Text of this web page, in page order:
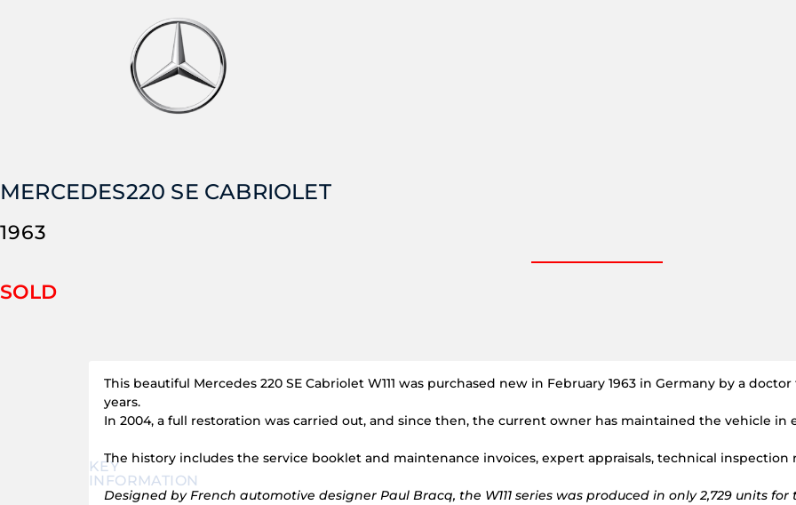
MERCEDES220 SE CABRIOLET
1963
SOLD
KEY
INFORMATION
This beautiful Mercedes 220 SE Cabriolet W111 was purchased new in February 1963 in Germany by a
years.
In 2004, a full restoration was carried out, and since then, the current owner has maintained the vehicle
The history includes the service booklet and maintenance invoices, expert appraisals, technical
Designed by French automotive designer Paul Bracq, the W111 series was produced in only 2,729 units for